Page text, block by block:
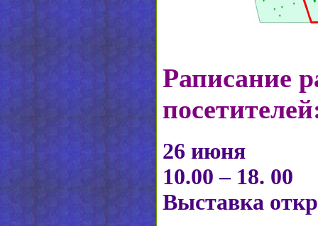
Раписание
26 июня
10.00 – 18. 00
Выставка